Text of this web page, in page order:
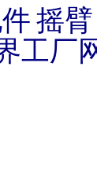
摇臂
工厂